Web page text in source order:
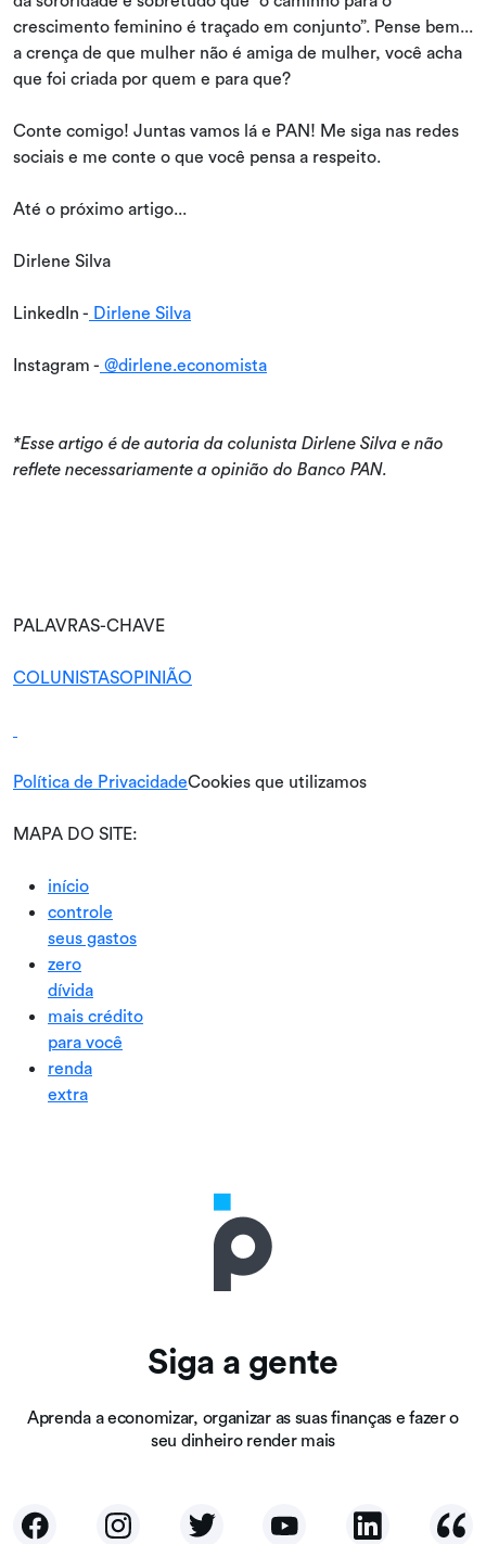
crescimento feminino é traçado em conjunto”. Pense bem...
a crença de que mulher não é amiga de mulher, você acha
que foi criada por quem e para que?
Conte comigo! Juntas vamos lá e PAN! Me siga nas redes
sociais e me conte o que você pensa a respeito.
Até o próximo artigo...
Dirlene Silva
LinkedIn - Dirlene Silva
Instagram - @dirlene.economista
*Esse artigo é de autoria da colunista Dirlene Silva e não
reflete necessariamente a opinião do Banco PAN.
PALAVRAS-CHAVE
COLUNISTASOPINIÃO
Política de PrivacidadeCookies que utilizamos
MAPA DO SITE:
início
controle
seus gastos
zero
dívida
mais crédito
para você
renda
extra
Siga a gente
Aprenda a economizar, organizar as suas finanças e fazer o
seu dinheiro render mais